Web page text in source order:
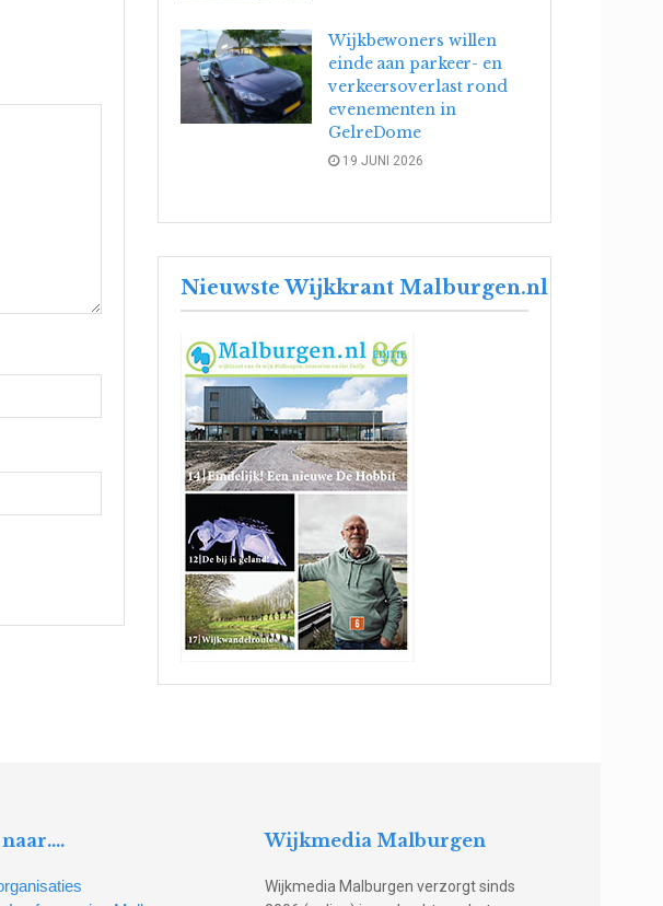
Wijkbewoners willen
einde aan parkeer- en
verkeersoverlast rond
evenementen in
GelreDome
19 JUNI 2026
Nieuwste Wijkkrant Malburgen.nl
Wijkmedia Malburgen
Wijkmedia Malburgen verzorgt sinds